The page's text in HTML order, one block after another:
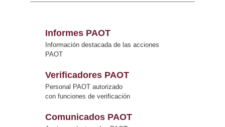
Informes PAOT
Información destacada de las acciones
PAOT
Verificadores PAOT
Personal PAOT autorizado
con funciones de verificación
Comunicados PAOT